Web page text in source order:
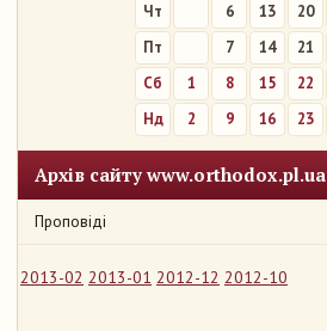
Чт
6 13 20
Пт
7 14 21
Сб
1 8 15 22
Нд
2 9 16 23
Архів сайту www.orthodox.pl.ua
Проповіді
2013-02 2013-01 2012-12 2012-10